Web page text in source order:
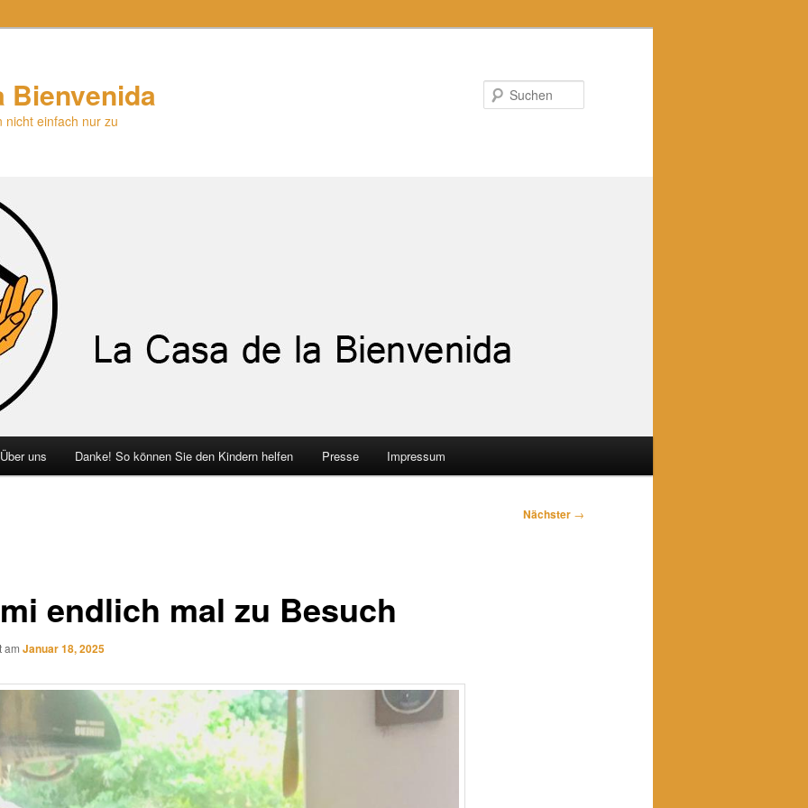
Bienvenida
nicht einfach nur zu
uns Danke! So können Sie den Kindern helfen Presse Impressum
Nächster →
endlich mal zu Besuch
am Januar 18, 2025